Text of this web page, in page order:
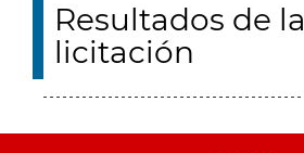
Resultados de la
licitación